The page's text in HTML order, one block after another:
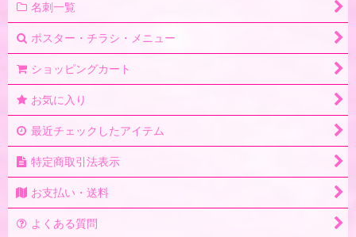
名刺一覧
ポスター・チラシ・メニュー
ショッピングカート
お気に入り
最近チェックしたアイテム
特定商取引法表示
お支払い・送料
よくある質問